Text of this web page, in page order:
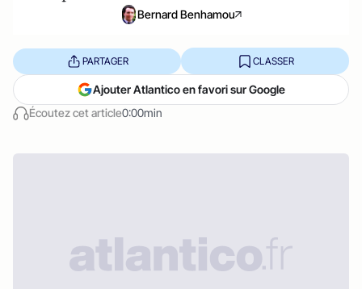
Bernard Benhamou
Écoutez cet article0:00min
PARTAGER CLASSER
Ajouter Atlantico en favori sur Google